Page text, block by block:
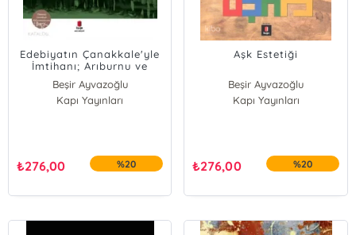
Edebiyatın Çanakkale'yle
İmtihanı; Arıburnu ve
Seddülbahir'de On Gün
Beşir Ayvazoğlu
Kapı Yayınları
₺276,00 %20
Aşk Estetiği
Beşir Ayvazoğlu
Kapı Yayınları
₺276,00 %20